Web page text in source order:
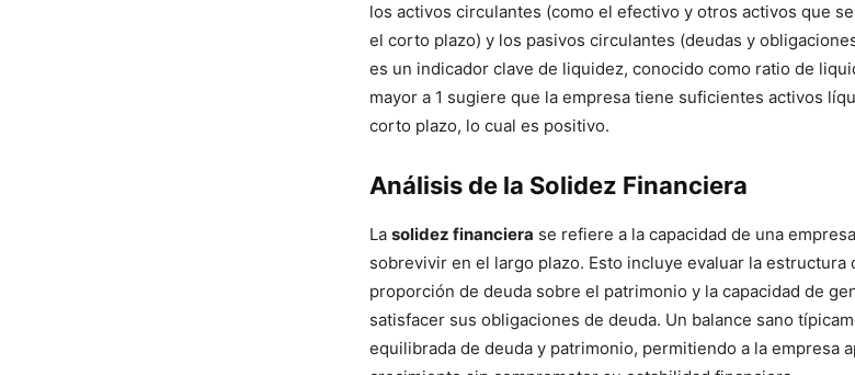
los activos circulantes (como el efectivo y otros activos que
el corto plazo) y los pasivos circulantes (deudas y
es un indicador clave de liquidez, conocido como ratio de
mayor a 1 sugiere que la empresa tiene suficientes activos
corto plazo, lo cual es positivo.
Análisis de la Solidez Financiera
La solidez financiera se refiere a la capacidad de una
sobrevivir en el largo plazo. Esto incluye evaluar la estructura
proporción de deuda sobre el patrimonio y la capacidad de
satisfacer sus obligaciones de deuda. Un balance sano
equilibrada de deuda y patrimonio, permitiendo a la empresa